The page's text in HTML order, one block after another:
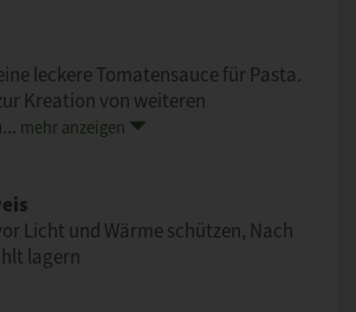
leckere Tomatensauce für Pasta.
Kreation von weiteren
mehr anzeigen
Licht und Wärme schützen, Nach
lagern